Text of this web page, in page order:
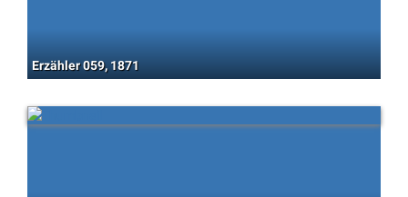
Erzähler 059, 1871